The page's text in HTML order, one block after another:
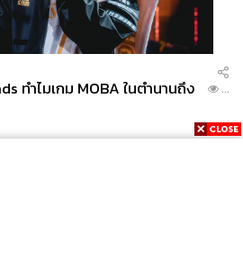
ทำไมเกม MOBA ในตำนานถึง
...